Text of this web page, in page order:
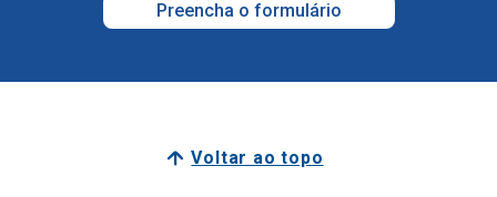
Preencha o formulário
Voltar ao topo